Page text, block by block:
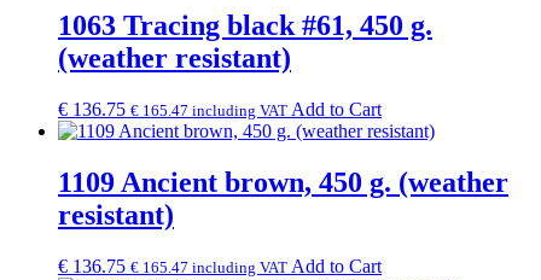
1063 Tracing black #61, 450 g.
(weather resistant)
€ 136.75 € 165.47 including VAT Add to Cart
1109 Ancient brown, 450 g. (weather
resistant)
€ 136.75 € 165.47 including VAT Add to Cart